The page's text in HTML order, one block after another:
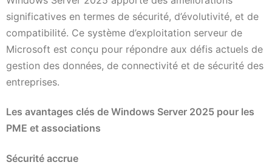
significatives en termes de sécurité, d’évolutivité, et de
compatibilité. Ce système d’exploitation serveur de
Microsoft est conçu pour répondre aux défis actuels de
gestion des données, de connectivité et de sécurité des
entreprises.
Les avantages clés de Windows Server 2025 pour les
PME et associations
Sécurité accrue